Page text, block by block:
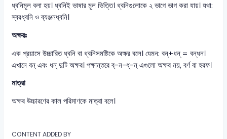
ধ্বনিমূল বলা হয়। ধ্বনিই ভাষার মূল ভিত্তি। ধ্বনিগুলোকে ২ ভাগে ভাগ করা যায়। যথা:
স্বরধ্বনি ও ব্যঞ্জনধ্বনি।
অক্ষরঃ
এক প্রয়াসে উচ্চারিত ধ্বনি বা ধ্বনিসমষ্টিকে অক্ষর বলে। যেমন: বন্+ধন্ = বন্ধন।
এখানে বন্ এবং ধন্ দুটি অক্ষর। পক্ষান্তরে ব্‌-ন-ধ্‌-ন্ এগুলো অক্ষর নয়, বর্ণ বা হরফ।
মাত্রা
অক্ষর উচ্চারণের কাল পরিমাণকে মাত্রা বলে।
CONTENT ADDED BY